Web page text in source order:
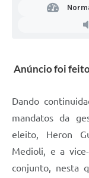
Anúncio foi
Dando
mandatos da
eleito, Heron
Medioli, e a
conjunto, nesta